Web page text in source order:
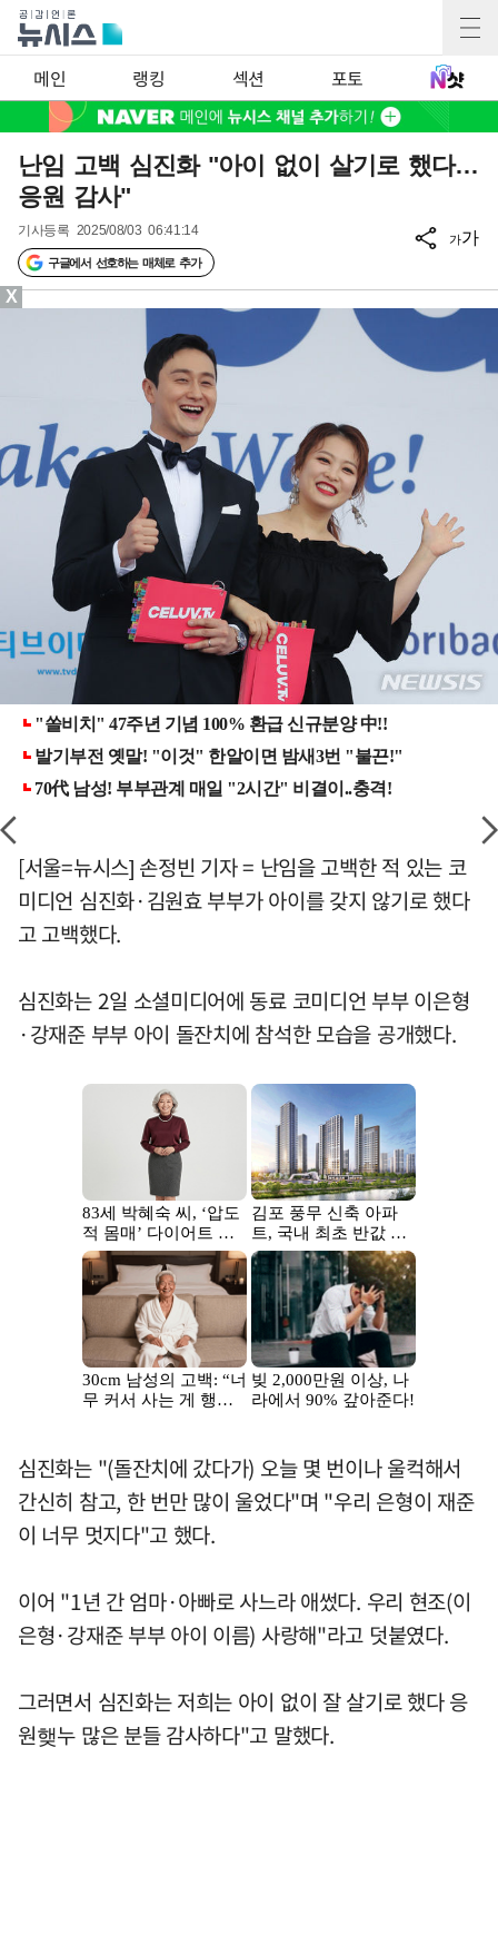
메인 랭킹 섹션 포토
난임 고백 심진화 "아이 없이 살기로 했다…
응원 감사"
기사등록 2025/08/03 06:41:14
구글에서 선호하는 매체로 추가
가가
[서울=뉴시스] 손정빈 기자 = 난임을 고백한 적 있는 코
미디언 심진화·김원효 부부가 아이를 갖지 않기로 했다
고 고백했다.
심진화는 2일 소셜미디어에 동료 코미디언 부부 이은형
·강재준 부부 아이 돌잔치에 참석한 모습을 공개했다.
심진화는 "(돌잔치에 갔다가) 오늘 몇 번이나 울컥해서
간신히 참고, 한 번만 많이 울었다"며 "우리 은형이 재준
이 너무 멋지다"고 했다.
이어 "1년 간 엄마·아빠로 사느라 애썼다. 우리 현조(이
은형·강재준 부부 아이 이름) 사랑해"라고 덧붙였다.
그러면서 심진화는 저희는 아이 없이 잘 살기로 했다 응
원햊누 많은 분들 감사하다"고 말했다.
X